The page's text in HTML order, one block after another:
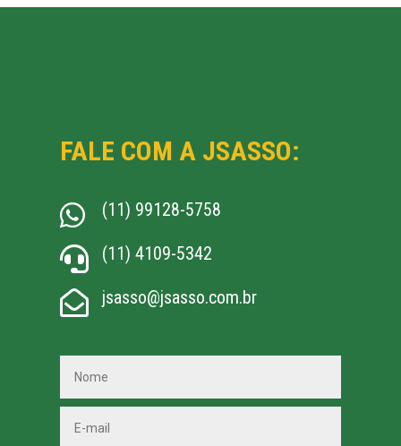
FALE COM A JSASSO:
 (11) 99128-5758
 (11) 4109-5342
 jsasso@jsasso.com.br